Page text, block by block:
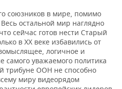
союзников в мире, помимо
остальной мир наглядно
сейчас готов нести Старый
в XX веке избавились от
логичное и
самого уважаемого политика
трибуне ООН не способно
миру видеорядом